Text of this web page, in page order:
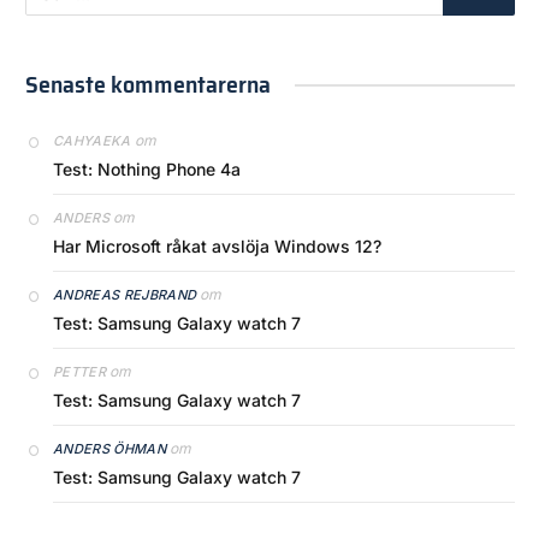
Senaste kommentarerna
CAHYAEKA om
Test: Nothing Phone 4a
ANDERSom
Har Microsoft råkat avslöja Windows 12?
ANDREAS REJBRANDom
Test: Samsung Galaxy watch 7
PETTERom
Test: Samsung Galaxy watch 7
ANDERS ÖHMANom
Test: Samsung Galaxy watch 7